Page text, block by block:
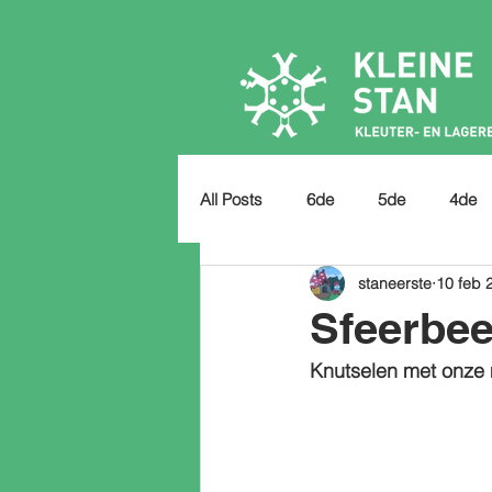
All Posts 6de 5de 4de
staneerste 10 feb
Knutselen met